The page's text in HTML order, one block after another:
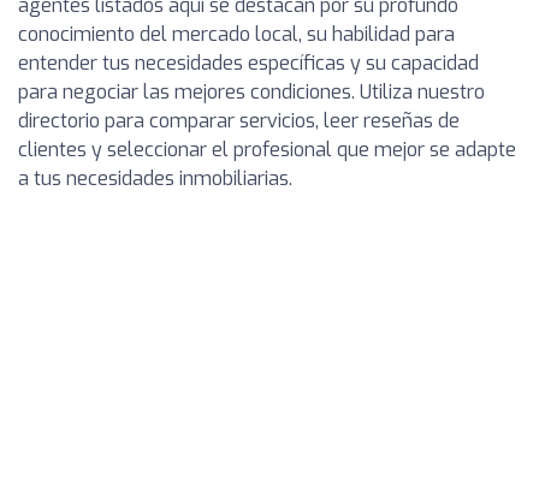
agentes listados aquí se destacan por su profundo
conocimiento del mercado local, su habilidad para
entender tus necesidades específicas y su capacidad
para negociar las mejores condiciones. Utiliza nuestro
directorio para comparar servicios, leer reseñas de
clientes y seleccionar el profesional que mejor se adapte
a tus necesidades inmobiliarias.